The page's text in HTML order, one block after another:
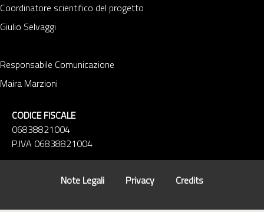
Coordinatore scientifico del progetto
Giulio Selvaggi
Responsabile Comunicazione
Maira Marzioni
CODICE FISCALE
06838821004
P.IVA 06838821004
Note Legali Privacy Credits